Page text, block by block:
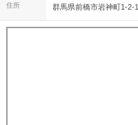
住所 群馬県前橋市岩神町1-2-1